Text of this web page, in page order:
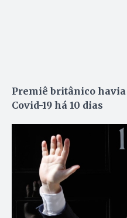
Premiê britânico
Covid-19 há 10 dias